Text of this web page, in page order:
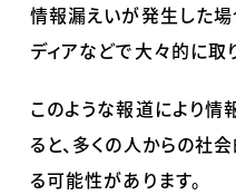
情報漏えいが発生した場
ディアなどで大々的に取
このような報道により
ると、多くの人からの社
る可能性があります。